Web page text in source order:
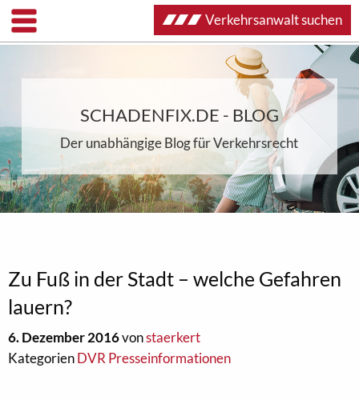
SCHADENFIX.DE - BLOG
Der unabhängige Blog für Verkehrsrecht
Zu Fuß in der Stadt – welche Gefahren
lauern?
6. Dezember 2016vonstaerkert
KategorienDVR Presseinformationen
Verkehrsanwalt suchen